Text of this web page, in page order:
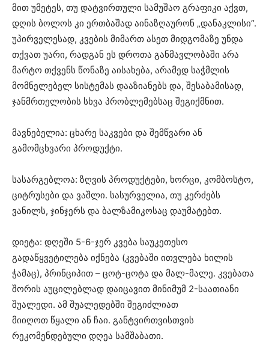
მით უმეტეს, თუ დატვირთული სამუშაო გრაფიკი აქვთ,
დღის ბოლოს კი ერთბაშად აინაზღაურონ „დანაკლისი“.
უპირველესად, კვების მიმართ ასეთ მიდგომაზე უნდა
თქვათ უარი, რადგან ეს დროთა განმავლობაში არა
მარტო თქვენს წონაზე აისახება, არამედ საჭმლის
მომნელებელ სისტემას დააზიანებს და, შესაბამისად,
ჯანმრთელობის სხვა პრობლემებსაც შეგიქმნით.
მავნებელია: ცხარე საკვები და შემწვარი ან
გამომცხვარი პროდუქტი.
სასარგებლოა: ზღვის პროდუქტები, ხორცი, კომბოსტო,
ციტრუსები და ვაშლი. სასურველია, თუ კერძებს
ვანილს, ჯინჯერს და ბალზამიკოსაც დაუმატებთ.
დიეტა: დღეში 5-6-ჯერ კვება საუკეთესო
გადაწყვეტილება იქნება (კვებაში ითვლება ხილის
ჭამაც), პრინციპით – ცოტ-ცოტა და მალ-მალე. კვებათა
შორის აუცილებლად დაიცავით მინიმუმ 2-საათიანი
შუალედი. ამ შუალედებში შეგიძლიათ
მიიღოთ წყალი ან ჩაი. განტვირთვისთვის
რეკომენდებული დღეა სამშაბათი.